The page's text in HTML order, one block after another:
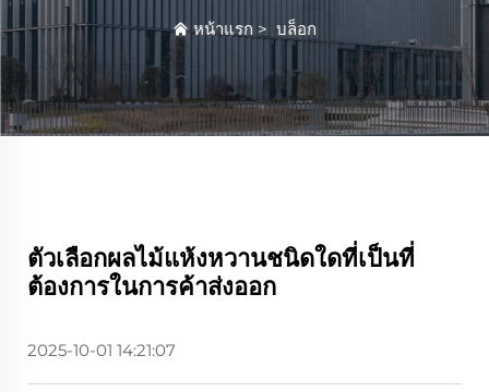
หน้าแรก > บล็อก
ตัวเลือกผลไม้แห้งหวานชนิดใดที่เป็นที่
ต้องการในการค้าส่งออก
2025-10-01 14:21:07